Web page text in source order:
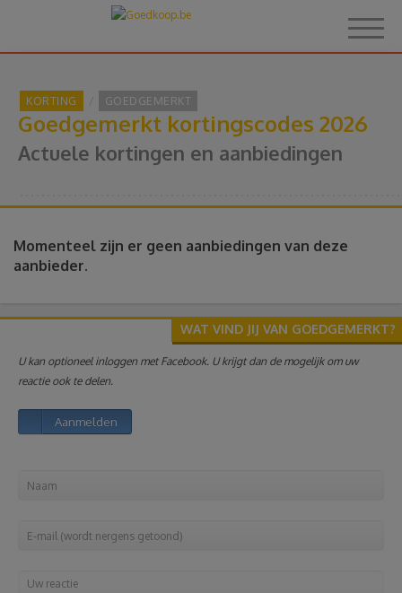
Hoe het werkt
Reviews
Reizen
Geldzaken
Thuis
Elektronica
KORTING GOEDGEMERKT
Goedgemerkt kortingscodes 2026
Actuele kortingen en aanbiedingen
Momenteel zijn er geen aanbiedingen van deze
aanbieder.
WAT VIND JIJ VAN GOEDGEMERKT?
U kan optioneel inloggen met Facebook. U krijgt dan de mogelijk om uw
reactie ook te delen.
Aanmelden